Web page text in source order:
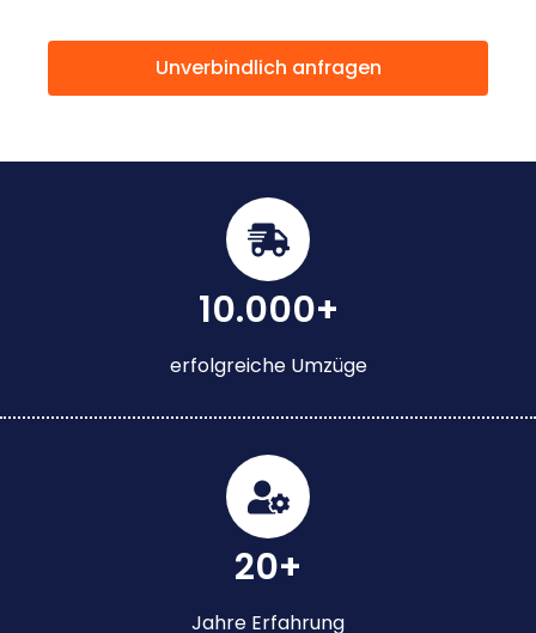
Unverbindlich anfragen
10.000+
erfolgreiche Umzüge
20+
Jahre Erfahrung